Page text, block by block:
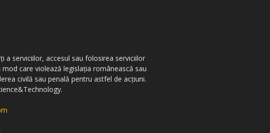
a serviciilor, accesul sau folosirea serviciilor
care violează legislația românească sau
civilă sau penală pentru astfel de acțiuni.